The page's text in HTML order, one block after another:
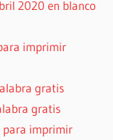
2020 en blanco
imprimir
gratis
gratis
para imprimir